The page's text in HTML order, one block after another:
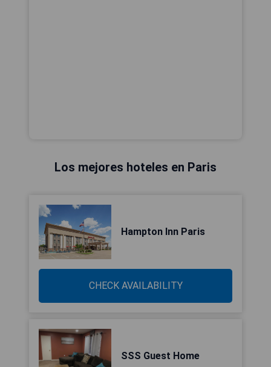
Los mejores hoteles en Paris
Hampton Inn Paris
CHECK AVAILABILITY
SSS Guest Home